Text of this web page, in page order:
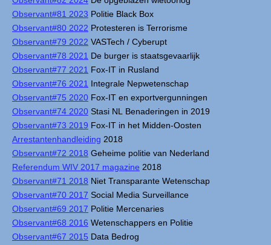
Observant#81 2023 Politie Black Box
Observant#80 2022 Protesteren is Terrorisme
Observant#79 2022 VASTech / Cyberupt
Observant#78 2021 De burger is staatsgevaarlijk
Observant#77 2021 Fox-IT in Rusland
Observant#76 2021 Integrale Nepwetenschap
Observant#75 2020 Fox-IT en exportvergunningen
Observant#74 2020 Stasi NL Benaderingen in 2019
Observant#73 2019 Fox-IT in het Midden-Oosten
Arrestantenhandleiding 2018
Observant#72 2018 Geheime politie van Nederland
Referendum WIV 2017 magazine 2018
Observant#71 2018 Niet Transparante Wetenschap
Observant#70 2017 Social Media Surveillance
Observant#69 2017 Politie Mercenaries
Observant#68 2016 Wetenschappers en Politie
Observant#67 2015 Data Bedrog